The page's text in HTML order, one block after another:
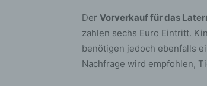
Der Vorverkauf für das
zahlen sechs Euro Eintritt.
benötigen jedoch ebenfalls
Nachfrage wird empfohlen,